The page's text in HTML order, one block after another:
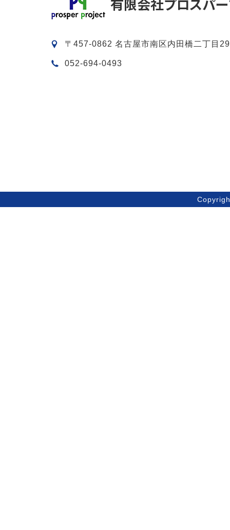
〒457-0862 名古屋市南区内田橋二丁目
052-694-0493